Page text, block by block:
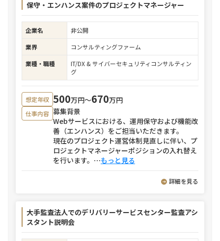
保守・エンハンス案件のプロジェクトマネージャー
企業名
非公開
業界
コンサルティングファーム
業種・職種
IT/DX & サイバーセキュリティコンサルティン
グ
想定年収 500万円〜670万円
仕事内容 募集背景
Webサービスにおける、運用保守および機能改
善（エンハンス）をご担当いただきます。
現在のプロジェクト運営体制見直しに伴い、プ
ロジェクトマネージャーポジションの入れ替え
を行います。 ⋯もっと見る
詳細を見る
大手監査法人でのデリバリーサービスセンター監査アシ
スタント説明会